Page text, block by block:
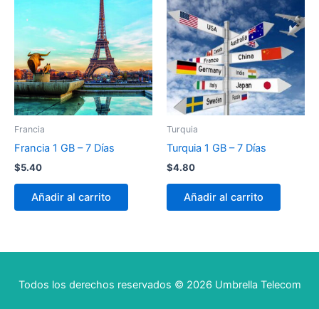
Francia
Francia 1 GB – 7 Días
$5.40
Añadir al carrito
Turquia
Turquia 1 GB – 7 Días
$4.80
Añadir al carrito
Todos los derechos reservados © 2026 Umbrella Telecom